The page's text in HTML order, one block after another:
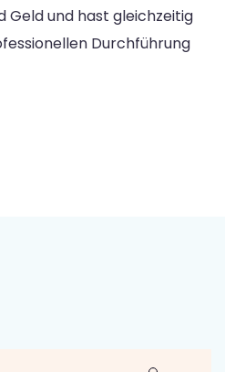
Geld und hast gleichzeitig
Durchführung